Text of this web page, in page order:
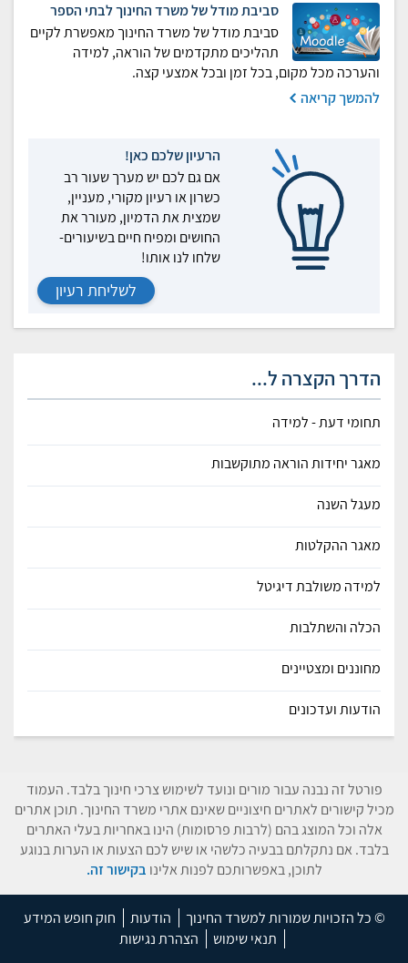
סביבת מודל של משרד החינוך לבתי הספר
סביבת מודל של משרד החינוך מאפשרת לקיים
תהליכים מתקדמים של הוראה, למידה
והערכה מכל מקום, בכל זמן ובכל אמצעי קצה.
להמשך קריאה
הרעיון שלכם כאן!
אם גם לכם יש מערך שעור רב
כשרון או רעיון מקורי, מעניין,
שמצית את הדמיון, מעורר את
החושים ומפיח חיים בשיעורים-
שלחו לנו אותו!
לשליחת רעיון
הדרך הקצרה ל...
תחומי דעת - למידה
מאגר יחידות הוראה מתוקשבות
מעגל השנה
מאגר ההקלטות
למידה משולבת דיגיטל
הכלה והשתלבות
מחוננים ומצטיינים
הודעות ועדכונים
פורטל זה נבנה עבור מורים ונועד לשימוש צרכי חינוך בלבד. העמוד
מכיל קישורים לאתרים חיצוניים שאינם אתרי משרד החינוך. תוכן אתרים
אלה וכל המוצג בהם (לרבות פרסומות) הינו באחריות בעלי האתרים
בלבד. אם נתקלתם בבעיה כלשהי או שיש לכם הצעות או הערות בנוגע
לתוכן, באפשרותכם לפנות אלינו בקישור זה.
© כל הזכויות שמורות למשרד החינוך הודעות
חוק חופש המידע
תנאי שימוש
הצהרת נגישות